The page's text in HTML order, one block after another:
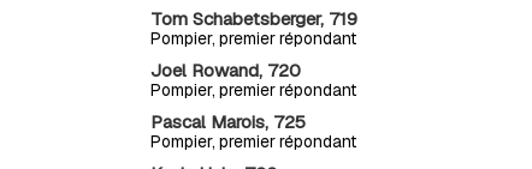
Tom Schabetsberger, 719
Pompier, premier répondant
Joel Rowand, 720
Pompier, premier répondant
Pascal Marois, 725
Pompier, premier répondant